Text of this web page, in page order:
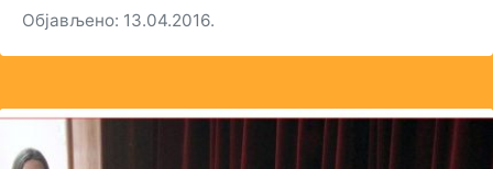
Објављено: 13.04.2016.